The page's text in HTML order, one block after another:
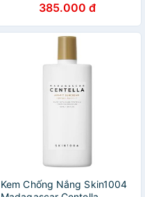
Centella Tone Brightening
Booster 210ml - Từ Hảo
385.000 đ
Kem Chống Nắng Skin1004